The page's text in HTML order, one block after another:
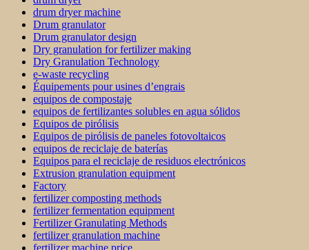
drum dryer machine
Drum granulator
Drum granulator design
Dry granulation for fertilizer making
Dry Granulation Technology
e-waste recycling
Équipements pour usines d’engrais
equipos de compostaje
equipos de fertilizantes solubles en agua sólidos
Equipos de pirólisis
Equipos de pirólisis de paneles fotovoltaicos
equipos de reciclaje de baterías
Equipos para el reciclaje de residuos electrónicos
Extrusion granulation equipment
Factory
fertilizer composting methods
fertilizer fermentation equipment
Fertilizer Granulating Methods
fertilizer granulation machine